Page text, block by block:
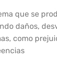
que se
daños,
como